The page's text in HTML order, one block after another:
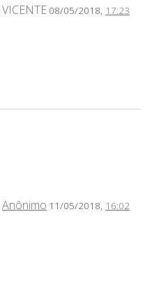
VICENTE 08/05/2018, 17:23
Anônimo 11/05/2018, 16:02